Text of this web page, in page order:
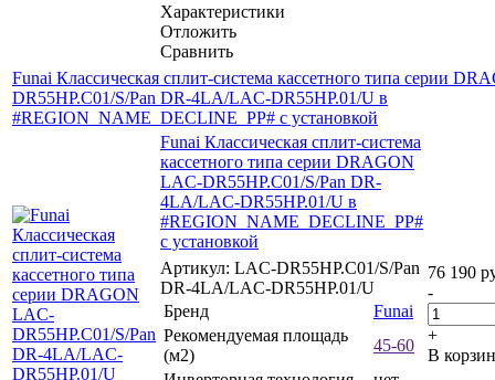
Характеристики
Отложить
Сравнить
Funai Классическая сплит-система кассетного типа серии
DR55HP.C01/S/Pan DR-4LA/LAC-DR55HP.01/U в
#REGION_NAME_DECLINE_PP# с установкой
Funai Классическая сплит-система
кассетного типа серии DRAGON
LAC-DR55HP.C01/S/Pan DR-
4LA/LAC-DR55HP.01/U в
#REGION_NAME_DECLINE_PP#
с установкой
Артикул: LAC-DR55HP.C01/S/Pan
DR-4LA/LAC-DR55HP.01/U
Бренд
Funai
Рекомендуемая площадь
(м2)
45-60
76 190
-
+
В